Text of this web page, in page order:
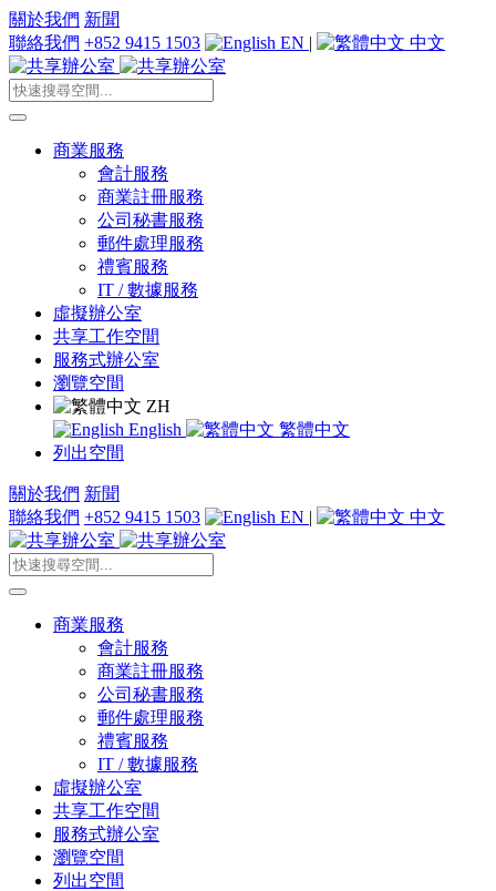
關於我們 新聞
聯絡我們 +852 9415 1503 EN | 中文
商業服務
會計服務
商業註冊服務
公司秘書服務
郵件處理服務
禮賓服務
IT / 數據服務
虛擬辦公室
共享工作空間
服務式辦公室
瀏覽空間
ZH
English
繁體中文
列出空間
關於我們 新聞
聯絡我們 +852 9415 1503 EN | 中文
商業服務
會計服務
商業註冊服務
公司秘書服務
郵件處理服務
禮賓服務
IT / 數據服務
虛擬辦公室
共享工作空間
服務式辦公室
瀏覽空間
列出空間